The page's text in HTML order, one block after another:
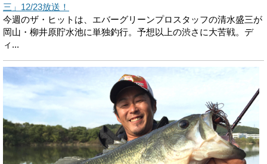
三」12/23放送！
今週のザ・ヒットは、エバーグリーンプロスタッフの清水盛三が
岡山・柳井原貯水池に単独釣行。予想以上の渋さに大苦戦。デ
ィ...